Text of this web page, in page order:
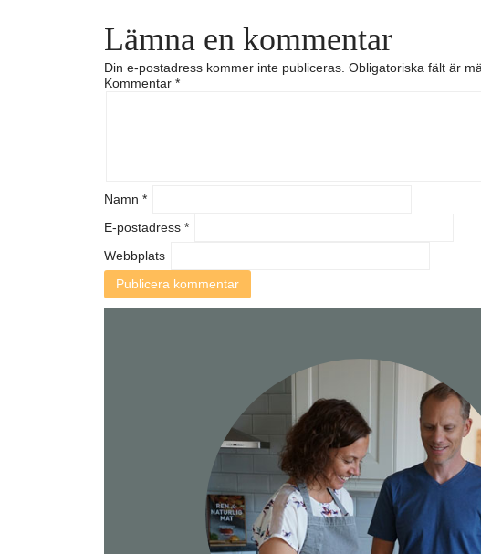
Lämna en kommentar
Din e-postadress kommer inte publiceras. Obligatoriska fält är
Kommentar *
Namn *
E-postadress *
Webbplats